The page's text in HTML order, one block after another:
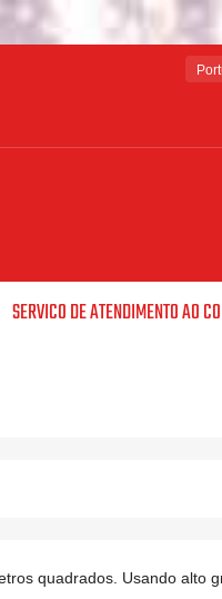
SERVICO DE ATENDIMENTO AO
quadrados. Usando alto